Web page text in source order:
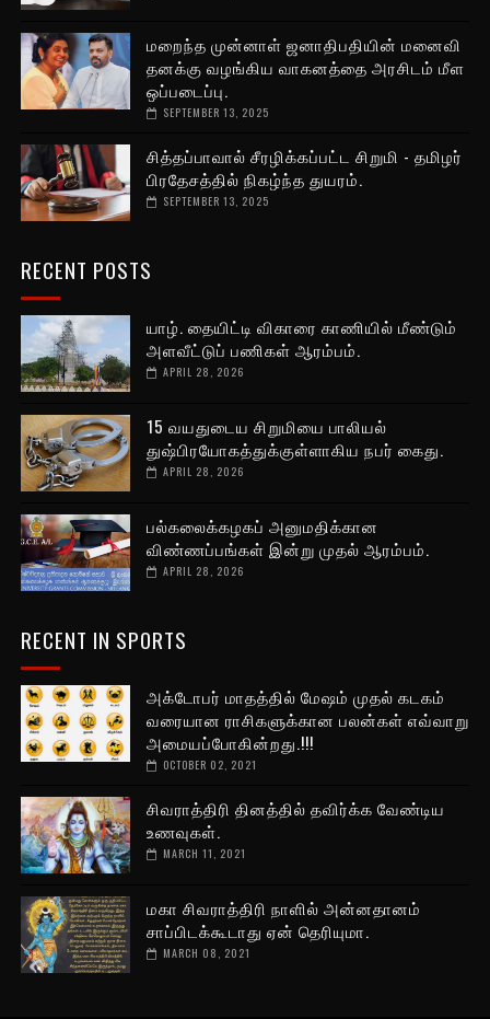
மறைந்த முன்னாள் ஜனாதிபதியின் மனைவி
தனக்கு வழங்கிய வாகனத்தை அரசிடம் மீள
ஒப்படைப்பு.
SEPTEMBER 13, 2025
சித்தப்பாவால் சீரழிக்கப்பட்ட சிறுமி - தமிழர்
பிரதேசத்தில் நிகழ்ந்த துயரம்.
SEPTEMBER 13, 2025
RECENT POSTS
யாழ். தையிட்டி விகாரை காணியில் மீண்டும்
அளவீட்டுப் பணிகள் ஆரம்பம்.
APRIL 28, 2026
15 வயதுடைய சிறுமியை பாலியல்
துஷ்பிரயோகத்துக்குள்ளாகிய நபர் கைது.
APRIL 28, 2026
பல்கலைக்கழகப் அனுமதிக்கான
விண்ணப்பங்கள் இன்று முதல் ஆரம்பம்.
APRIL 28, 2026
RECENT IN SPORTS
அக்டோபர் மாதத்தில் மேஷம் முதல் கடகம்
வரையான ராசிகளுக்கான பலன்கள் எவ்வாறு
அமையப்போகின்றது.!!!
OCTOBER 02, 2021
சிவராத்திரி தினத்தில் தவிர்க்க வேண்டிய
உணவுகள்.
MARCH 11, 2021
மகா சிவராத்திரி நாளில் அன்னதானம்
சாப்பிடக்கூடாது ஏன் தெரியுமா.
MARCH 08, 2021